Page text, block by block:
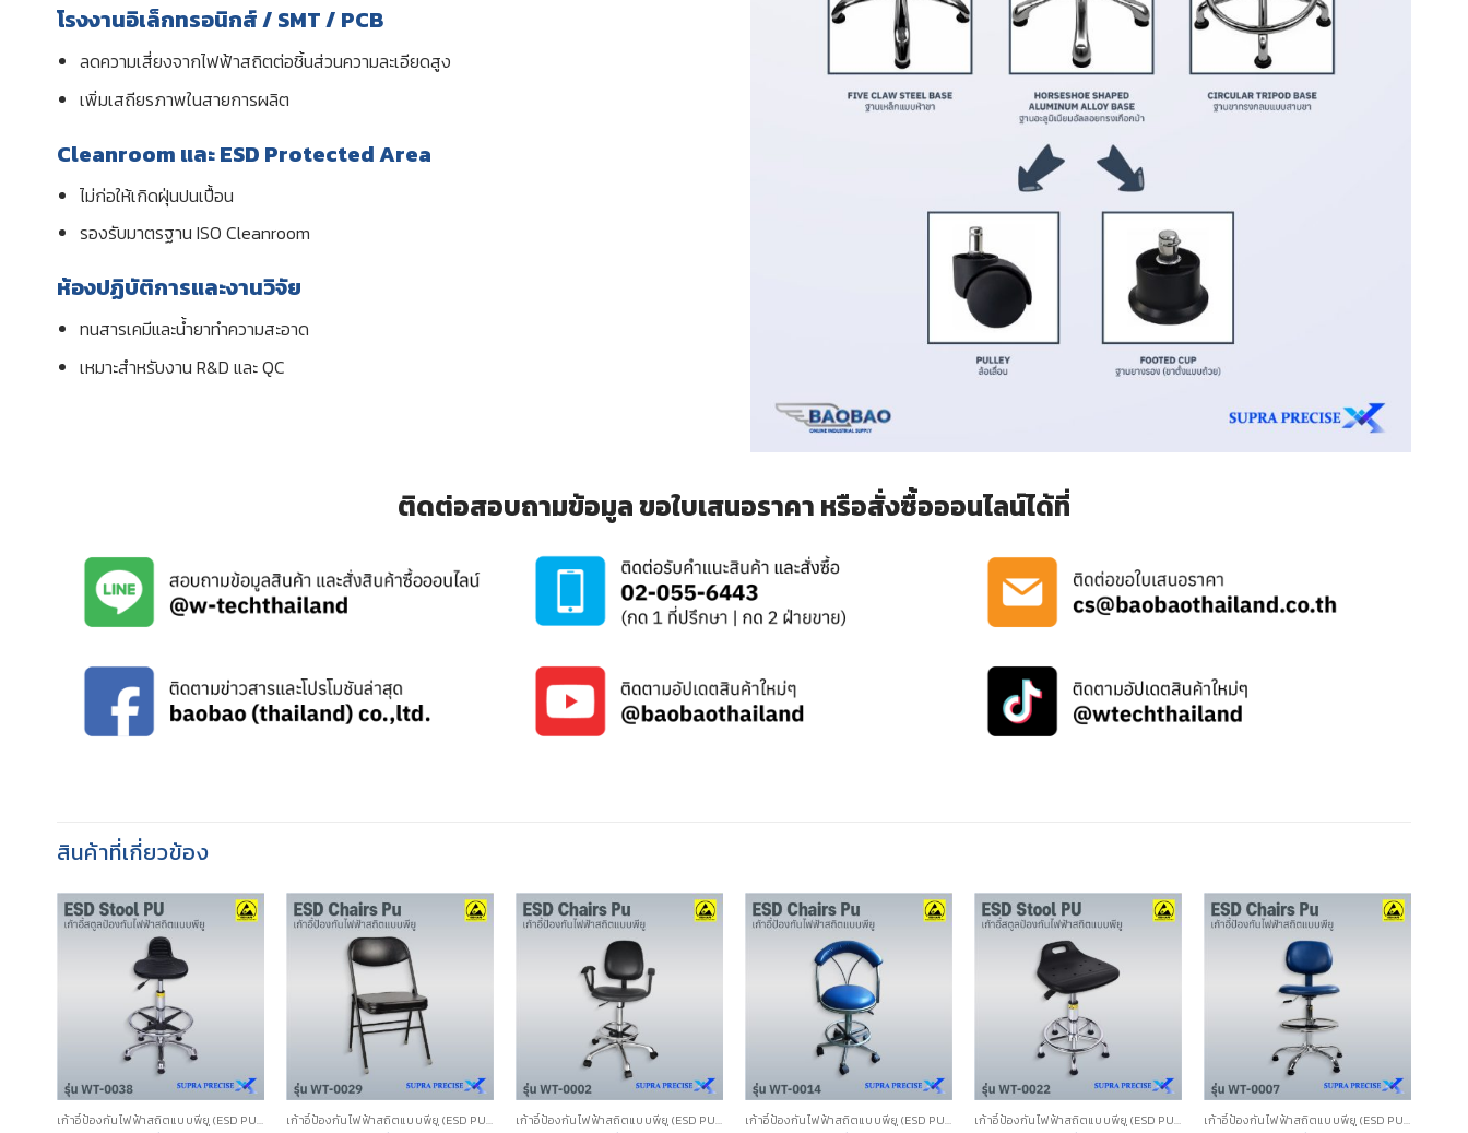
โรงงานอิเล็กทรอนิกส์ / SMT / PCB
ลดความเสี่ยงจากไฟฟ้าสถิตต่อชิ้นส่วนความละเอียดสูง
เพิ่มเสถียรภาพในสายการผลิต
Cleanroom และ ESD Protected Area
ไม่ก่อให้เกิดฝุ่นปนเปื้อน
รองรับมาตรฐาน ISO Cleanroom
ห้องปฏิบัติการและงานวิจัย
ทนสารเคมีและน้ำยาทำความสะอาด
เหมาะสำหรับงาน R&D และ QC
ติดต่อสอบถามข้อมูล ขอใบเสนอราคา หรือสั่งซื้อออนไลน์ได้ที่
สินค้าที่เกี่ยวข้อง
เก้าอี้ป้องกันไฟฟ้าสถิตแบบพียู (ESD PU CHAIRS) เก้าอี้ป้องกันไฟฟ้าสถิตแบบพียู (ESD PU CHAIRS) เก้าอี้ป้องกันไฟฟ้าสถิตแบบพียู (ESD PU CHAIRS) เก้าอี้ป้องกันไฟฟ้าสถิตแบบพียู (ESD PU CHAIRS) เก้าอี้ป้องกันไฟฟ้าสถิตแบบพียู (ESD PU CHAIRS) เก้าอี้ป้องกันไฟฟ้าสถิตแบบพียู (ESD PU CHAIRS)